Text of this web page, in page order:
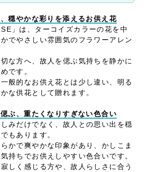
穏やかな彩りを添えるお供え花
」は、ターコイズカラーの花を中
でやさしい雰囲気のフラワーアレン
な方へ、故人を偲ぶ気持ちを静かに
です。
般的なお供え花とは少し違い、明る
な供花として贈れます。
ぶ、重たくなりすぎない色合い
みだけでなく、故人との思い出を穏
もあります。
かで爽やかな印象があり、かしこま
持ちでお供えしやすい色合いです。
しく感じる方や、故人らしさに合う